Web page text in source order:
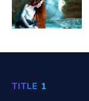
TITLE 1